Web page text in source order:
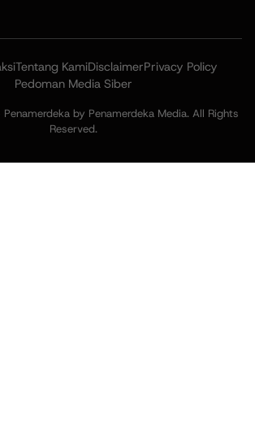
Tentang KamiDisclaimerPrivacy Policy
Pedoman Media Siber
by Penamerdeka Media. All Rights
Reserved.